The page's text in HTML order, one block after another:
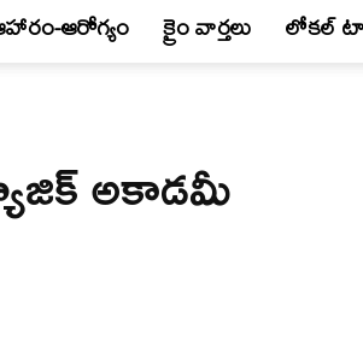
శేరిలింగంపల్లి
ఆరోగ్యం క్రైం వార్త‌లు లోకల్
అకాడమీ